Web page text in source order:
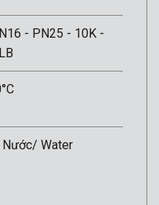
- PN25 - 10K -
Nước/ Water